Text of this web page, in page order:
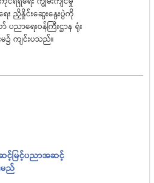
း ညှိနှိုင်းဆွေးနွေးပွဲကို
ညာရေးဝန်ကြီးဌာန ရုံး
၌ ကျင်းပသည်။
င့်မြင့်ပညာအဆင့်
မည်